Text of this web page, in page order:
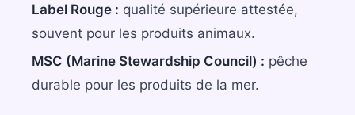
Label Rouge : qualité supérieure attestée,
souvent pour les produits animaux.
MSC (Marine Stewardship Council) : pêche
durable pour les produits de la mer.